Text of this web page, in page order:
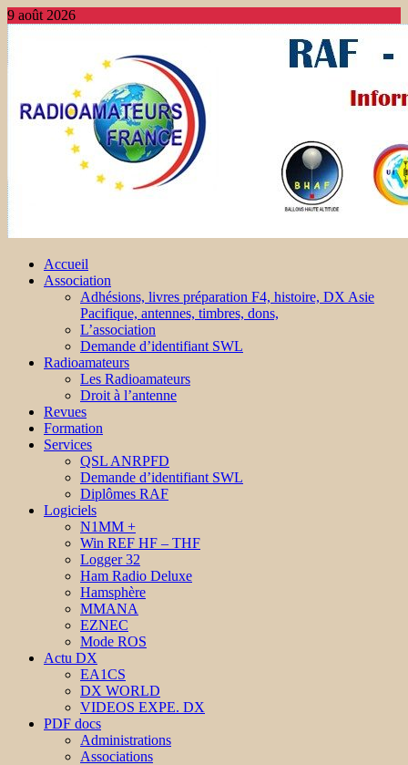
9 août 2026
Accueil
Association
Adhésions, livres préparation F4, histoire, DX Asie
Pacifique, antennes, timbres, dons,
L’association
Demande d’identifiant SWL
Radioamateurs
Les Radioamateurs
Droit à l’antenne
Revues
Formation
Services
QSL ANRPFD
Demande d’identifiant SWL
Diplômes RAF
Logiciels
N1MM +
Win REF HF – THF
Logger 32
Ham Radio Deluxe
Hamsphère
MMANA
EZNEC
Mode ROS
Actu DX
EA1CS
DX WORLD
VIDEOS EXPE. DX
PDF docs
Administrations
Associations